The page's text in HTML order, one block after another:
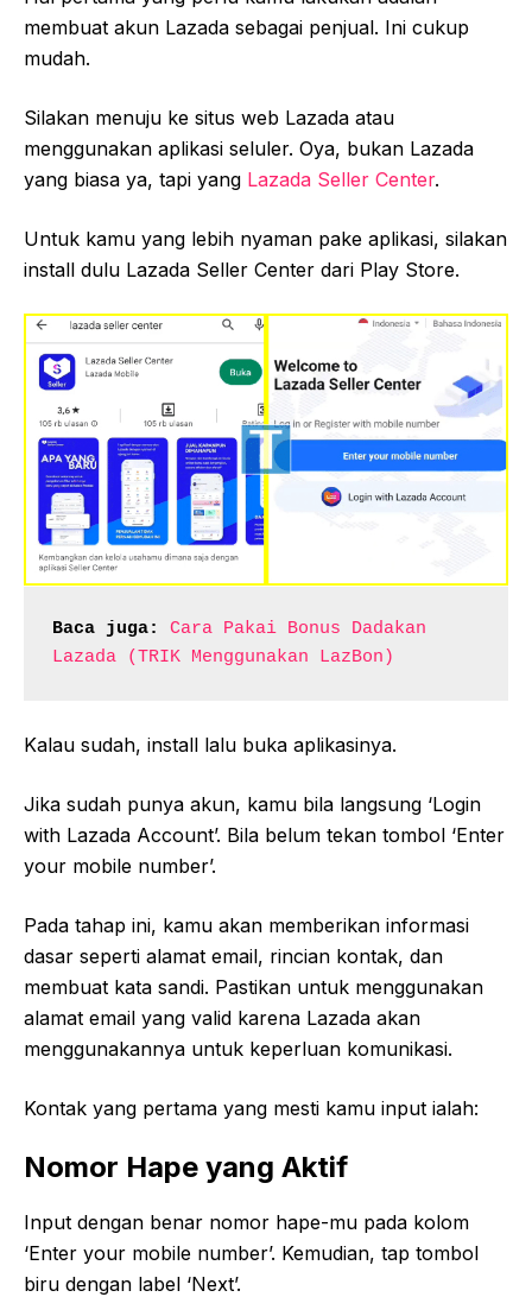
membuat akun Lazada sebagai penjual. Ini cukup
mudah.
Silakan menuju ke situs web Lazada atau
menggunakan aplikasi seluler. Oya, bukan Lazada
yang biasa ya, tapi yang Lazada Seller Center.
Untuk kamu yang lebih nyaman pake aplikasi, silakan
install dulu Lazada Seller Center dari Play Store.
Baca juga:
Cara Pakai Bonus Dadakan
Lazada (TRIK Menggunakan LazBon)
Kalau sudah, install lalu buka aplikasinya.
Jika sudah punya akun, kamu bila langsung ‘Login
with Lazada Account’. Bila belum tekan tombol ‘Enter
your mobile number’.
Pada tahap ini, kamu akan memberikan informasi
dasar seperti alamat email, rincian kontak, dan
membuat kata sandi. Pastikan untuk menggunakan
alamat email yang valid karena Lazada akan
menggunakannya untuk keperluan komunikasi.
Kontak yang pertama yang mesti kamu input ialah:
Nomor Hape yang Aktif
Input dengan benar nomor hape-mu pada kolom
‘Enter your mobile number’. Kemudian, tap tombol
biru dengan label ‘Next’.